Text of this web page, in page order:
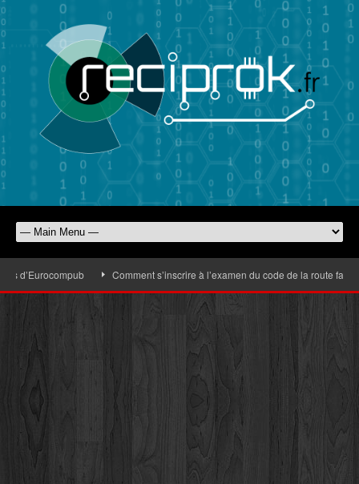
d’Eurocompub Comment s’inscrire à l’examen du code de la route